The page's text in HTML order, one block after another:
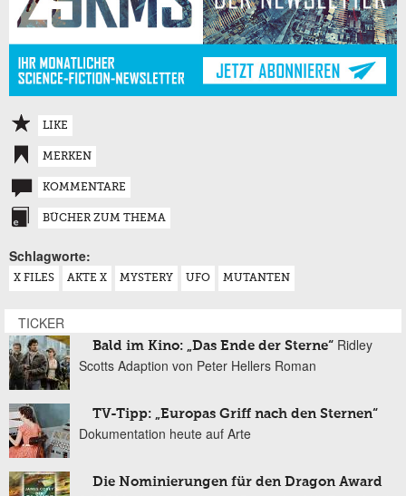
LIKE
MERKEN
KOMMENTARE
BÜCHER ZUM THEMA
Schlagworte:
X FILES AKTE X MYSTERY UFO MUTANTEN
TICKER
Bald im Kino: „Das Ende der Sterne“ Ridley
Scotts Adaption von Peter Hellers Roman
TV-Tipp: „Europas Griff nach den Sternen“
Dokumentation heute auf Arte
Die Nominierungen für den Dragon Award